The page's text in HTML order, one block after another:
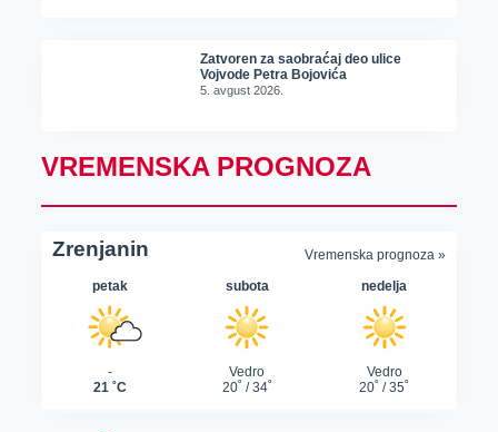
Zatvoren za saobraćaj deo ulice
Vojvode Petra Bojovića
5. avgust 2026.
VREMENSKA PROGNOZA